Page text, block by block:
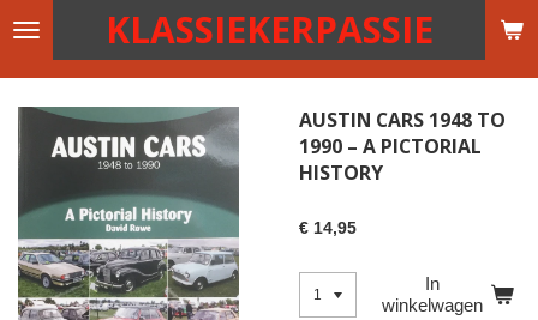
Ga
hoofdinhoud
KLASSIEKERPASSIE
AUSTIN CARS 1948 TO
1990 – A PICTORIAL
HISTORY
€ 14,95
In
winkelwagen